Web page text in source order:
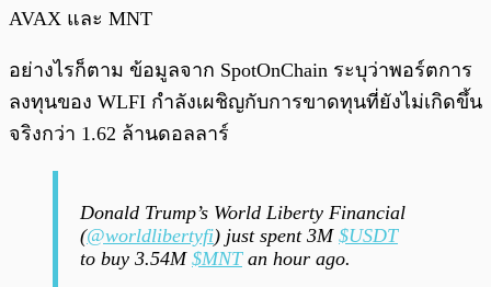
AVAX และ MNT
อย่างไรก็ตาม ข้อมูลจาก SpotOnChain ระบุว่าพอร์ตการ
ลงทุนของ WLFI กำลังเผชิญกับการขาดทุนที่ยังไม่เกิดขึ้น
จริงกว่า 1.62 ล้านดอลลาร์
Donald Trump’s World Liberty Financial
(@worldlibertyfi) just spent 3M $USDT
to buy 3.54M $MNTan hour ago.